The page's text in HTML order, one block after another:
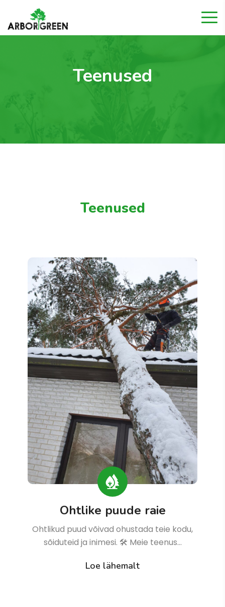
Teenused
Teenused
Ohtlike puude raie
Ohtlikud puud võivad ohustada teie kodu,
sõiduteid ja inimesi. 🛠 Meie teenus…
Loe lähemalt